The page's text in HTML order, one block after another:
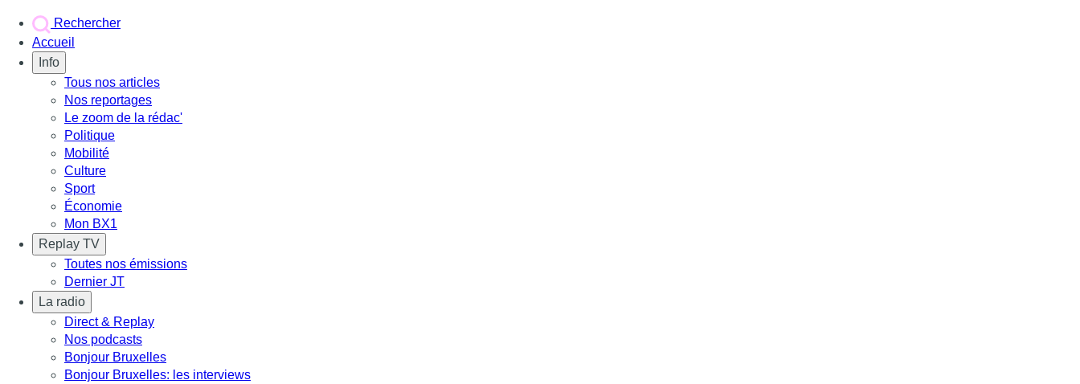
Rechercher
Accueil
Info
Tous nos articles
Nos reportages
Le zoom de la rédac'
Politique
Mobilité
Culture
Sport
Économie
Mon BX1
Replay TV
Toutes nos émissions
Dernier JT
La radio
Direct & Replay
Nos podcasts
Bonjour Bruxelles
Bonjour Bruxelles: les interviews